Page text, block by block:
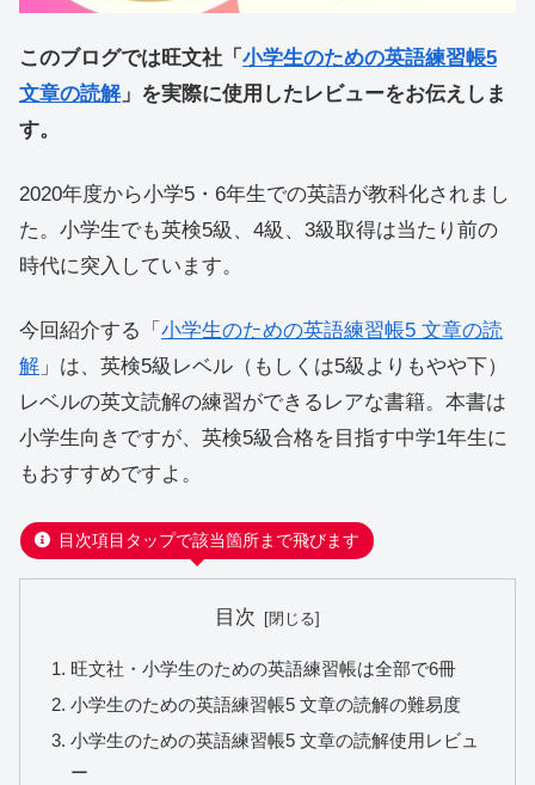
このブログでは旺文社「 小学生のための英語練習帳5
文章の読解」を実際に使用したレビューをお伝えしま
す。
2020年度から小学5・6年生での英語が教科化されまし
た。小学生でも英検5級、4級、3級取得は当たり前の
時代に突入しています。
今回紹介する「 小学生のための英語練習帳5 文章の読
解 」は、英検5級レベル（もしくは5級よりもやや下）
レベルの英文読解の練習ができるレアな書籍。本書は
小学生向きですが、英検5級合格を目指す中学1年生に
もおすすめですよ。
目次項目タップで該当箇所まで飛びます
目次
旺文社・小学生のための英語練習帳は全部で6冊
小学生のための英語練習帳5 文章の読解の難易度
小学生のための英語練習帳5 文章の読解使用レビュ
ー